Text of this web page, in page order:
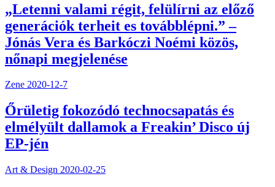
„Letenni valami régit, felülírni az előző
generációk terheit es továbblépni.” –
Jónás Vera és Barkóczi Noémi közös,
nőnapi megjelenése
Zene 2020-12-7
Őrületig fokozódó technocsapatás és
elmélyült dallamok a Freakin’ Disco új
EP-jén
Art & Design 2020-02-25